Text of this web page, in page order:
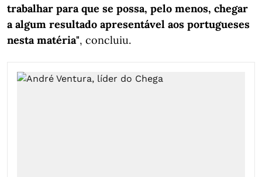
trabalhar para que se possa, pelo menos, chegar
a algum resultado apresentável aos portugueses
nesta matéria", concluiu.